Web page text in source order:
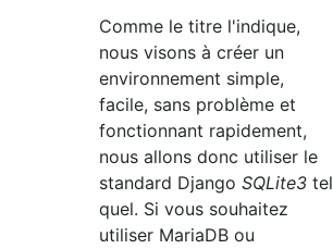
Comme le titre l'indique,
nous visons à créer un
environnement simple,
facile, sans problème et
fonctionnant rapidement,
nous allons donc utiliser le
standard DjangoSQLite3 tel
quel. Si vous souhaitez
utiliser MariaDB ou